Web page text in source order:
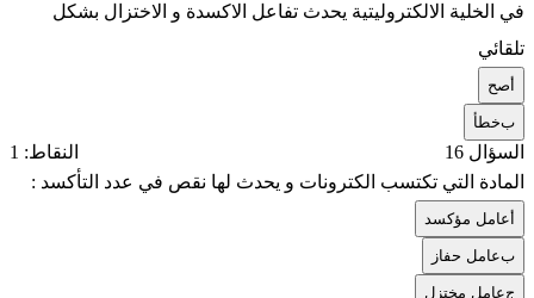
في الخلية الالكتروليتية يحدث تفاعل الاكسدة و الاختزال بشكل
تلقائي
صح
بخطأ
السؤال 16
النقاط: 1
المادة التي تكتسب الكترونات و يحدث لها نقص في عدد التأكسد :
عامل مؤكسد
بعامل حفاز
جعامل مختزل